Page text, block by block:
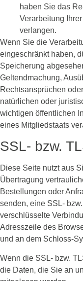
haben Sie das
Verarbeitung
verlangen.
Wenn Sie die
eingeschränkt haben,
Speicherung
Geltendmachung,
Rechtsansprüchen
natürlichen oder
wichtigen öffentlichen
eines Mitgliedstaats
SSL- bzw.
Diese Seite nutzt aus
Übertragung
Bestellungen oder
senden, eine SSL-
verschlüsselte
Adresszeile des
und an dem Schloss-
Wenn die SSL- bzw.
die Daten, die Sie an